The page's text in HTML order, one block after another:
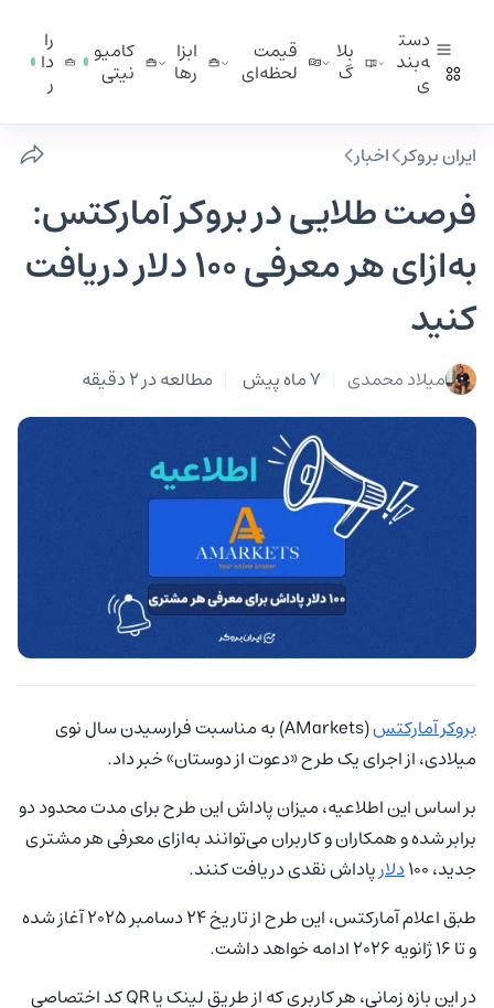
دست
ه‌بند
ی
بلا
گ
قیمت
لحظه‌ای
ابزا
ر‌ها
کامیو
نیتی
را
دا
ر
ایران بروکر اخبار
فرصت طلایی در بروکر آمارکتس:
به‌ازای هر معرفی ۱۰۰ دلار دریافت
کنید
میلاد محمدی 7 ماه پیش مطالعه در 2 دقیقه
بروکر آمارکتس
(AMarkets) به مناسبت فرارسیدن سال نوی
میلادی، از اجرای یک طرح «دعوت از دوستان» خبر داد.
بر اساس این اطلاعیه، میزان پاداش این طرح برای مدت محدود دو
برابر شده و همکاران و کاربران می‌توانند به‌ازای معرفی هر مشتری
جدید، ۱۰۰
دلارپاداش نقدی دریافت کنند.
طبق اعلام آمارکتس، این طرح از تاریخ ۲۴ دسامبر ۲۰۲۵ آغاز شده
و تا ۱۶ ژانویه ۲۰۲۶ ادامه خواهد داشت.
در این بازه زمانی، هر کاربری که از طریق لینک یا QR کد اختصاصی